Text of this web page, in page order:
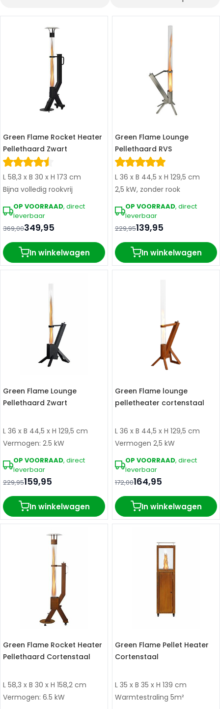
Green Flame Rocket Heater
Pellethaard Zwart
L 58,3 x B 30 x H 173 cm
Bijna volledig rookvrij
OP VOORRAAD, direct
leverbaar
349,95
369,00
In winkelwagen
Green Flame Lounge
Pellethaard RVS
L 36 x B 44,5 x H 129,5 cm
2,5 kW, zonder rook
OP VOORRAAD, direct
leverbaar
139,95
229,95
In winkelwagen
Green Flame Lounge
Pellethaard Zwart
L 36 x B 44,5 x H 129,5 cm
Vermogen: 2.5 kW
OP VOORRAAD, direct
leverbaar
159,95
229,95
In winkelwagen
Green Flame lounge
pelletheater cortenstaal
L 36 x B 44,5 x H 129,5 cm
Vermogen 2,5 kW
OP VOORRAAD, direct
leverbaar
164,95
172,00
In winkelwagen
Green Flame Rocket Heater
Pellethaard Cortenstaal
L 58,3 x B 30 x H 158,2 cm
Vermogen: 6.5 kW
Green Flame Pellet Heater
Cortenstaal
L 35 x B 35 x H 139 cm
Warmtestraling 5m²